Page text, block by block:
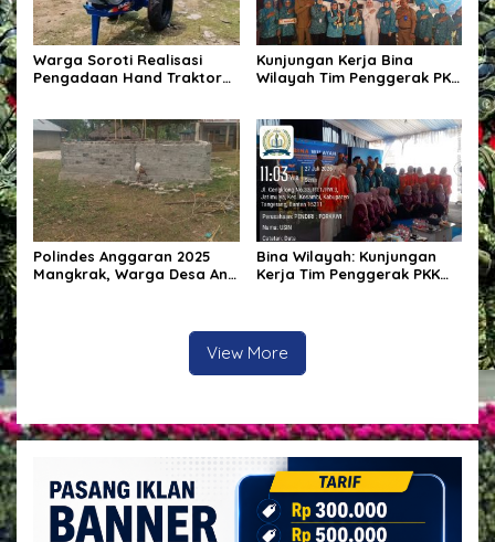
Warga Soroti Realisasi
Pengadaan Hand Traktor
Kunjungan Kerja Bina
Wilayah Tim Penggerak PKK
Kecamatan Kosambi
Polindes Anggaran 2025
Mangkrak, Warga Desa Ana
Bina Wilayah: Kunjungan
Kerja Tim Penggerak PKK
2026
View More